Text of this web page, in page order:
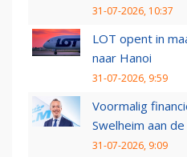
31-07-2026, 10:37
LOT opent in
naar Hanoi
31-07-2026, 9:59
Voormalig
Swelheim aan
31-07-2026, 9:09